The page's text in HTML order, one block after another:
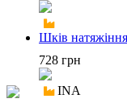
Шків
728 грн
INA